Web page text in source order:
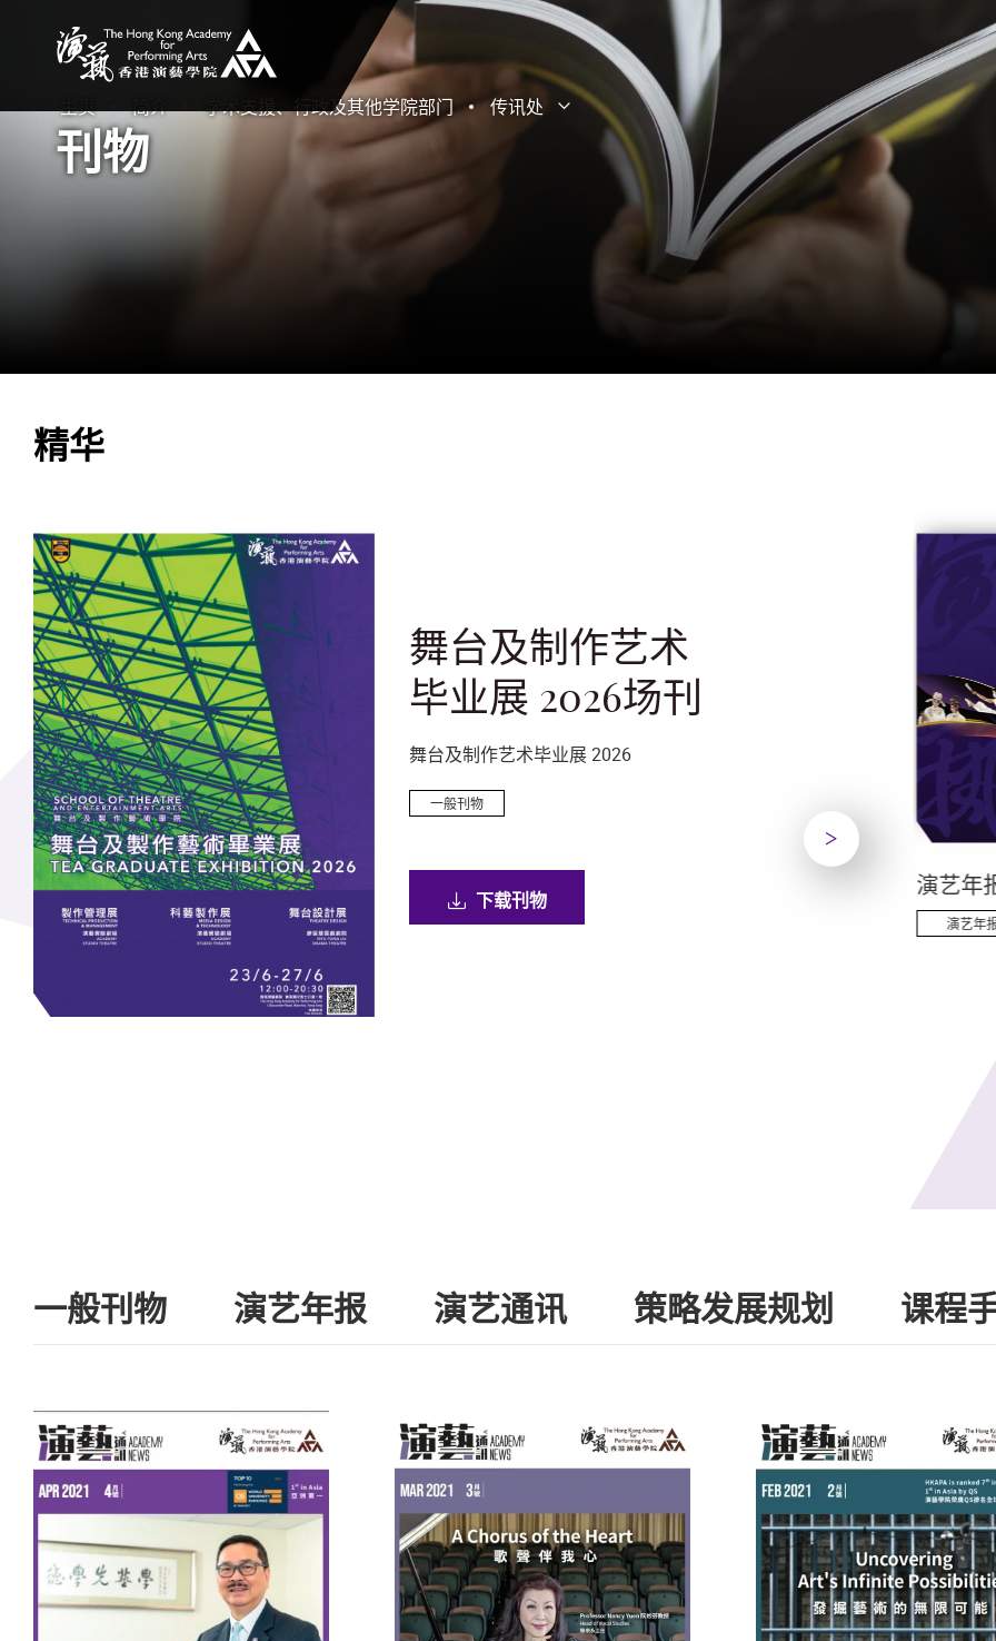
主页 简介 学术支援、行政及其他学院部门 传讯处 打开子菜单
关闭子菜单
刊物
精华
舞台及制作艺术
毕业展 2026场刊
舞台及制作艺术毕业展 2026
一般刊物
下载刊物
演艺学院简介
一般刊物
伯大尼 – 演艺学院古
迹校园
演艺年
演艺年
一般刊物 演艺年报 演艺通讯 策略发展规划 课程